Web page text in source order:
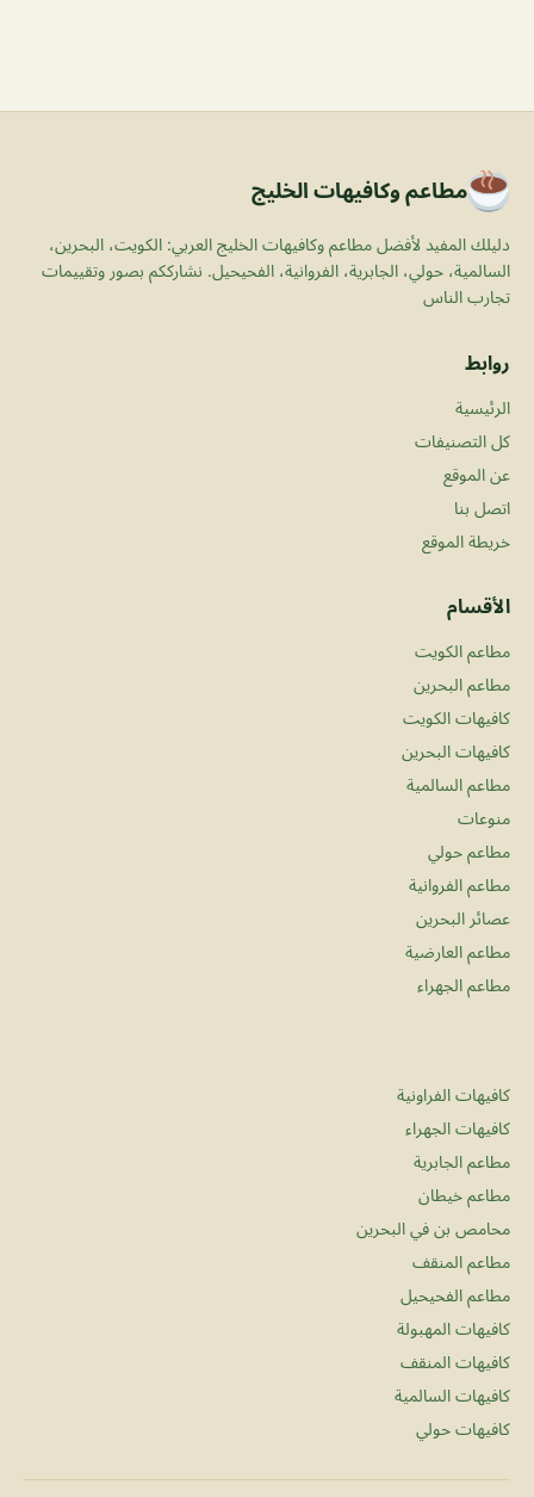
مطاعم وكافيهات الخليج
دليلك المفيد لأفضل مطاعم وكافيهات الخليج العربي: الكويت، البحرين،
السالمية، حولي، الجابرية، الفروانية، الفحيحيل. نشارككم بصور وتقييمات
تجارب الناس
روابط
الرئيسية
كل التصنيفات
عن الموقع
اتصل بنا
خريطة الموقع
الأقسام
مطاعم الكويت
مطاعم البحرين
كافيهات الكويت
كافيهات البحرين
مطاعم السالمية
منوعات
مطاعم حولي
مطاعم الفروانية
عصائر البحرين
مطاعم العارضية
مطاعم الجهراء
كافيهات الفراونية
كافيهات الجهراء
مطاعم الجابرية
مطاعم خيطان
محامص بن في البحرين
مطاعم المنقف
مطاعم الفحيحيل
كافيهات المهبولة
كافيهات المنقف
كافيهات السالمية
كافيهات حولي